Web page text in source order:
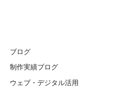
ブログ
制作実績ブログ
ウェブ・デジタル活用